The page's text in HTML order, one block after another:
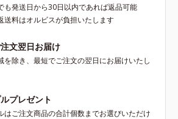
も発送日から30日以内であれば返品可能
送料はオルビスが負担いたします
文翌日お届け
を除き、最短でご注文の翌日にお届けいたし
プレゼント
はご注文商品の合計個数までお選びいただけ